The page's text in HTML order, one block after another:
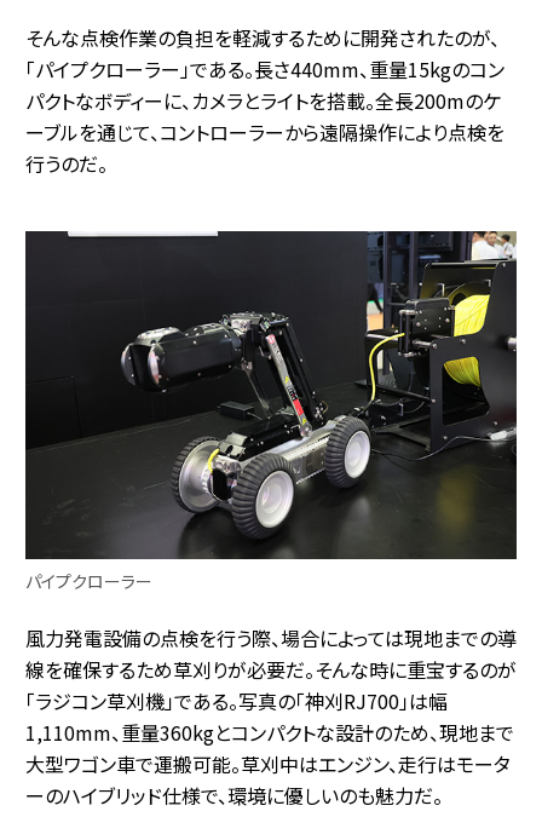
そんな点検作業の負担を軽減するために開発されたのが、
「パイプクローラー」である。長さ440mm、重量15kgのコン
パクトなボディーに、カメラとライトを搭載。全長200mのケ
ーブルを通じて、コントローラーから遠隔操作により点検を
行うのだ。
パイプクローラー
風力発電設備の点検を行う際、場合によっては現地までの導
線を確保するため草刈りが必要だ。そんな時に重宝するのが
「ラジコン草刈機」である。写真の「神刈RJ700」は幅
1,110mm、重量360kgとコンパクトな設計のため、現地まで
大型ワゴン車で運搬可能。草刈中はエンジン、走行はモータ
ーのハイブリッド仕様で、環境に優しいのも魅力だ。